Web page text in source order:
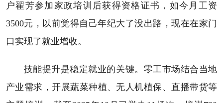
户翟芳参加家政培训后获得资格证书，如今月工资
3500元，以前觉得自己年纪大了没出路，现在在家门
口实现了就业增收。
技能提升是稳定就业的关键。零工市场结合当地
产业需求，开展蔬菜种植、无人机植保、直播带货等